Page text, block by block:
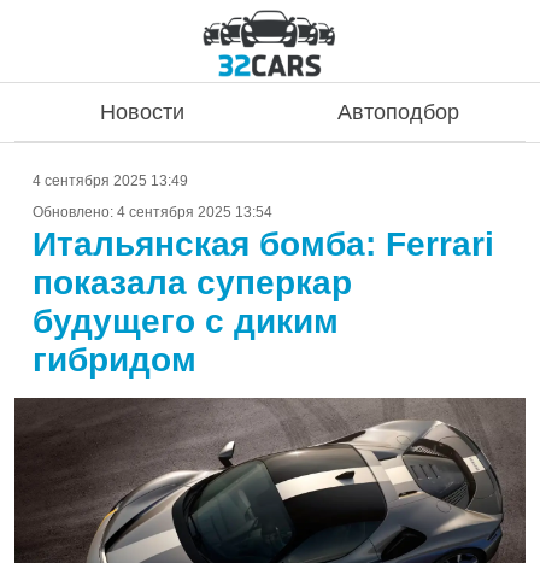
Новости Автоподбор
4 сентября 2025 13:49
Обновлено: 4 сентября 2025 13:54
Итальянская бомба: Ferrari
показала суперкар
будущего с диким
гибридом